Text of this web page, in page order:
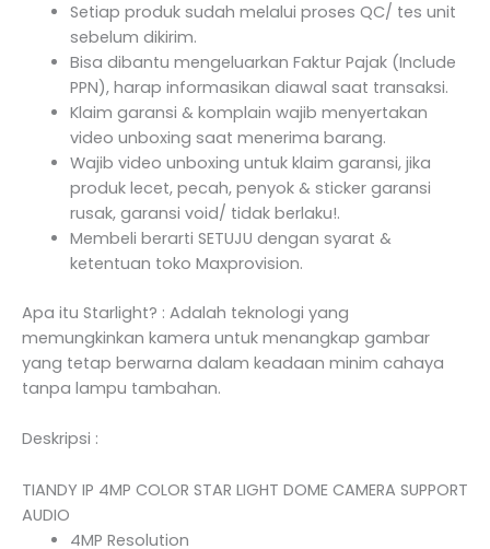
Setiap produk sudah melalui proses QC/ tes unit
sebelum dikirim.
Bisa dibantu mengeluarkan Faktur Pajak (Include
PPN), harap informasikan diawal saat transaksi.
Klaim garansi & komplain wajib menyertakan
video unboxing saat menerima barang.
Wajib video unboxing untuk klaim garansi, jika
produk lecet, pecah, penyok & sticker garansi
rusak, garansi void/ tidak berlaku!.
Membeli berarti SETUJU dengan syarat &
ketentuan toko Maxprovision.
Apa itu Starlight? : Adalah teknologi yang
memungkinkan kamera untuk menangkap gambar
yang tetap berwarna dalam keadaan minim cahaya
tanpa lampu tambahan.
Deskripsi :
TIANDY IP 4MP COLOR STAR LIGHT DOME CAMERA SUPPORT
AUDIO
4MP Resolution